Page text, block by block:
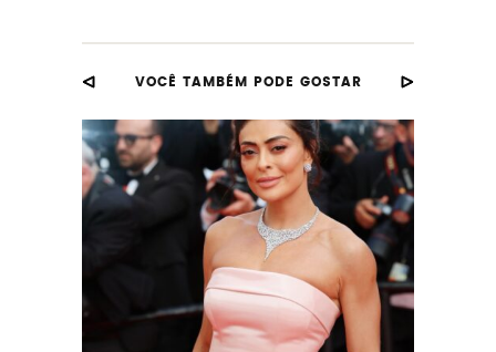
MODELODEVESTIDODEFESTA
VESTIDODEFESTA
VESTIDOPARACONVIDADA
VESTIDOPARAMADRINHAS
VOCÊ TAMBÉM PODE GOSTAR